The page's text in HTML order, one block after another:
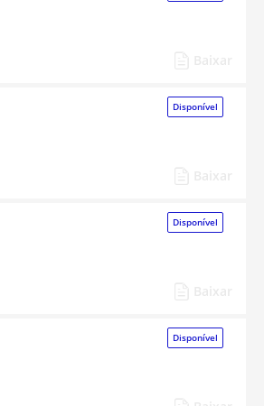
Disponível
Disponível
Disponível